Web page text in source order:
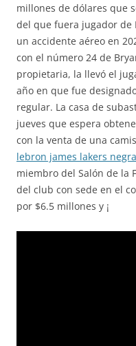
millones de dólares que
del que fuera jugador de
un accidente aéreo en
con el número 24 de
propietaria, la llevó el
año en que fue
regular. La casa de
jueves que espera
con la venta de una
lebron james lakers negra
miembro del Salón de la
del club con sede en el
por $6.5 millones y ¡